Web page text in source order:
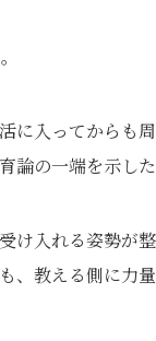
に入ってからも
の一端を示し
け入れる姿勢が
、教える側に力